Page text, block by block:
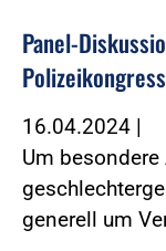
Panel-
Polizeikongress
16.04.2024 |
Um
generell um